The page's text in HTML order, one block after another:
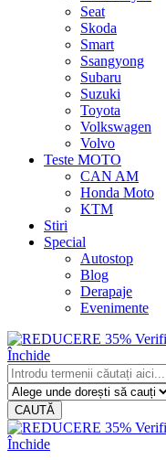
Seat
Skoda
Smart
Ssangyong
Subaru
Suzuki
Toyota
Volkswagen
Volvo
Teste MOTO
CAN AM
Honda Moto
KTM
Stiri
Special
Autostop
Blog
Derapaje
Evenimente
Închide
CAUTĂ
Închide